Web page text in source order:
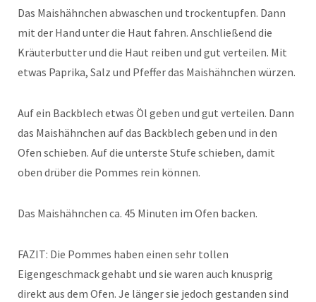
Das Maishähnchen abwaschen und trockentupfen. Dann
mit der Hand unter die Haut fahren. Anschließend die
Kräuterbutter und die Haut reiben und gut verteilen. Mit
etwas Paprika, Salz und Pfeffer das Maishähnchen würzen.
Auf ein Backblech etwas Öl geben und gut verteilen. Dann
das Maishähnchen auf das Backblech geben und in den
Ofen schieben. Auf die unterste Stufe schieben, damit
oben drüber die Pommes rein können.
Das Maishähnchen ca. 45 Minuten im Ofen backen.
FAZIT: Die Pommes haben einen sehr tollen
Eigengeschmack gehabt und sie waren auch knusprig
direkt aus dem Ofen. Je länger sie jedoch gestanden sind